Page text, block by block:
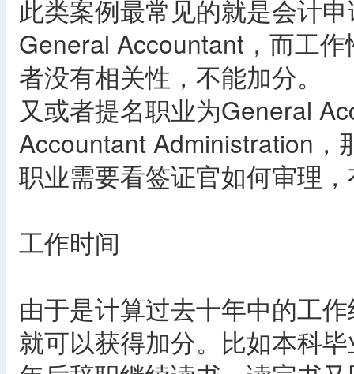
此类案例最常见的就是会计
General Accountant，而工
者没有相关性，不能加分。
又或者提名职业为General
Accountant Administration，
职业需要看签证官如何审理
工作时间
由于是计算过去十年中的工
就可以获得加分。比如本科